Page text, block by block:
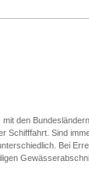
den
Schifffahrt. Sind
Bei